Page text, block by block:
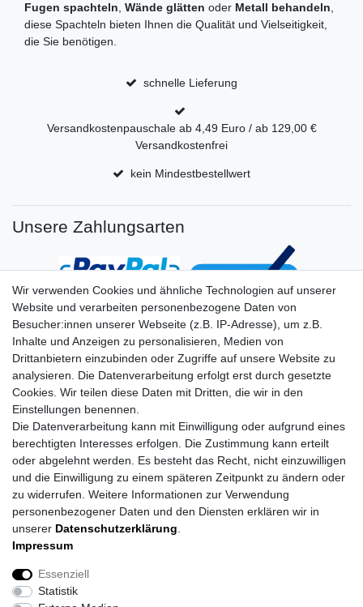
Fugen spachteln, Wände glätten oder Metall behandeln,
diese Spachteln bieten Ihnen die Qualität und Vielseitigkeit,
die Sie benötigen.
schnelle Lieferung
Versandkostenpauschale ab 4,49 Euro / ab 129,00 €
Versandkostenfrei
kein Mindestbestellwert
Unsere Zahlungsarten
Impressum
Barrierefreiheitserklärung
Wir verwenden Cookies und ähnliche Technologien auf unserer
Website und verarbeiten personenbezogene Daten von
Besucher:innen unserer Webseite (z.B. IP-Adresse), um z.B.
Inhalte und Anzeigen zu personalisieren, Medien von
Drittanbietern einzubinden oder Zugriffe auf unsere Website zu
analysieren. Die Datenverarbeitung erfolgt erst durch gesetzte
Cookies. Wir teilen diese Daten mit Dritten, die wir in den
Einstellungen benennen.
Die Datenverarbeitung kann mit Einwilligung oder aufgrund eines
berechtigten Interesses erfolgen. Die Zustimmung kann erteilt
oder abgelehnt werden. Es besteht das Recht, nicht einzuwilligen
und die Einwilligung zu einem späteren Zeitpunkt zu ändern oder
zu widerrufen. Weitere Informationen zur Verwendung
personenbezogener Daten und den Diensten erklären wir in
unserer Daten­schutz­erklärung
Impressum
Essenziell
Statistik